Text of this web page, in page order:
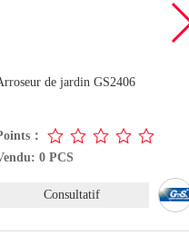
Arroseur de jardin GS2405
Points：
Vendu: 0 PCS
Consultatif